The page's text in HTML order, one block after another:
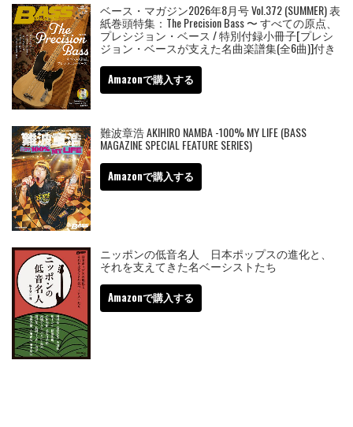
ベース・マガジン2026年8月号 Vol.372 (SUMMER) 表
紙巻頭特集：The Precision Bass 〜 すべての原点、
プレシジョン・ベース / 特別付録小冊子[プレシ
ジョン・ベースが支えた名曲楽譜集(全6曲)]付き
Amazonで購入する
難波章浩 AKIHIRO NAMBA -100% MY LIFE (BASS
MAGAZINE SPECIAL FEATURE SERIES)
Amazonで購入する
ニッポンの低音名人 日本ポップスの進化と、
それを支えてきた名ベーシストたち
Amazonで購入する